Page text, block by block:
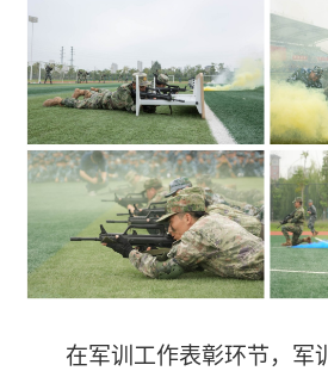
在军训工作表彰环节，军